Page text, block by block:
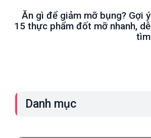
Ăn gì để giảm mỡ bụng? Gợi ý
15 thực phẩm đốt mỡ nhanh, dễ
tìm
Danh mục